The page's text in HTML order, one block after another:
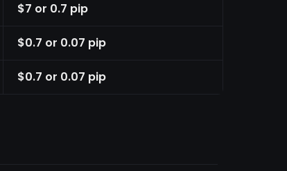
$7 or 0.7 pip
$0.7 or 0.07 pip
$0.7 or 0.07 pip